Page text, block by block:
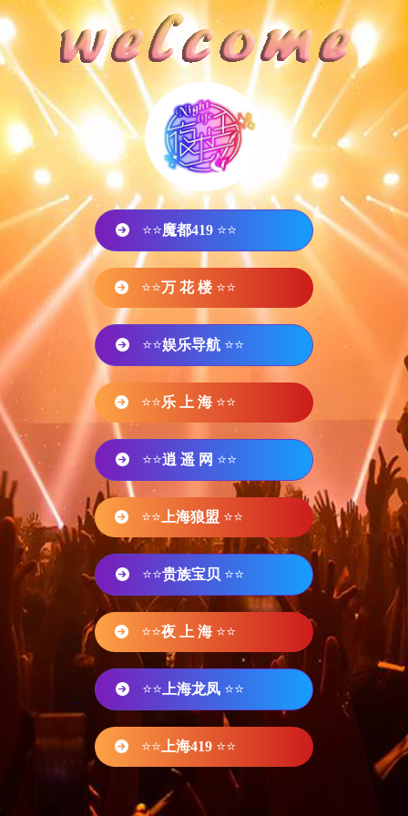
⭐⭐魔都419 ⭐⭐
⭐⭐万 花 楼 ⭐⭐
⭐⭐娱乐导航 ⭐⭐
⭐⭐乐 上 海 ⭐⭐
⭐⭐逍 遥 网 ⭐⭐
⭐⭐ 上海狼盟 ⭐⭐
⭐⭐贵族宝贝 ⭐⭐
⭐⭐夜 上 海 ⭐⭐
⭐⭐ 上海龙凤 ⭐⭐
⭐⭐ 上海419 ⭐⭐